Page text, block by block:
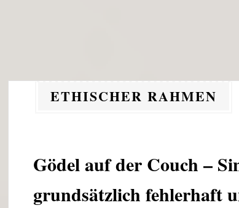
ETHISCHER RAHMEN
Gödel auf der Couch –
grundsätzlich fehlerhaft